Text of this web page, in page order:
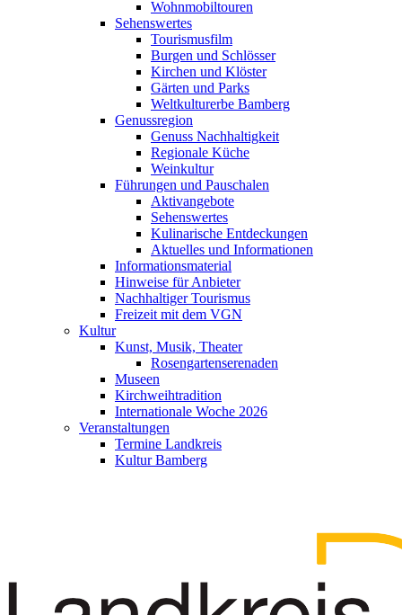
Wohnmobiltouren
Sehenswertes
Tourismusfilm
Burgen und Schlösser
Kirchen und Klöster
Gärten und Parks
Weltkulturerbe Bamberg
Genussregion
Genuss Nachhaltigkeit
Regionale Küche
Weinkultur
Führungen und Pauschalen
Aktivangebote
Sehenswertes
Kulinarische Entdeckungen
Aktuelles und Informationen
Informationsmaterial
Hinweise für Anbieter
Nachhaltiger Tourismus
Freizeit mit dem VGN
Kultur
Kunst, Musik, Theater
Rosengartenserenaden
Museen
Kirchweihtradition
Internationale Woche 2026
Veranstaltungen
Termine Landkreis
Kultur Bamberg